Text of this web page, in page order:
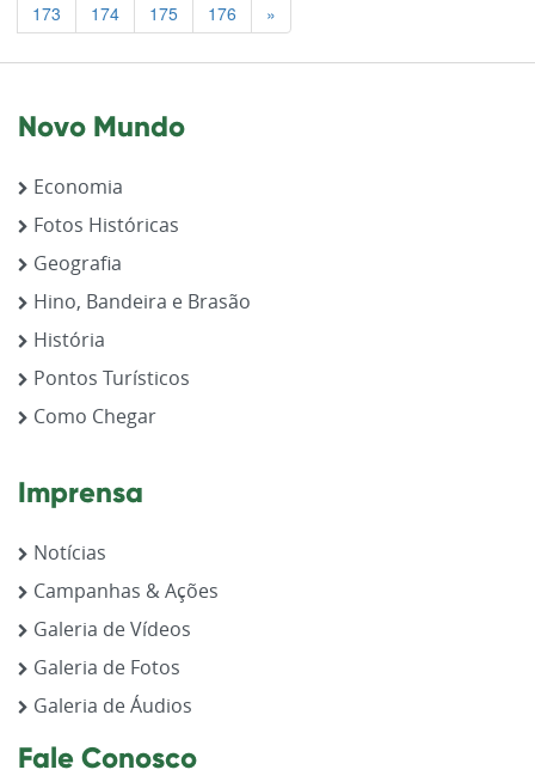
173
174 175 176 »
Novo Mundo
Economia
Fotos Históricas
Geografia
Hino, Bandeira e Brasão
História
Pontos Turísticos
Como Chegar
Imprensa
Notícias
Campanhas & Ações
Galeria de Vídeos
Galeria de Fotos
Galeria de Áudios
Fale Conosco